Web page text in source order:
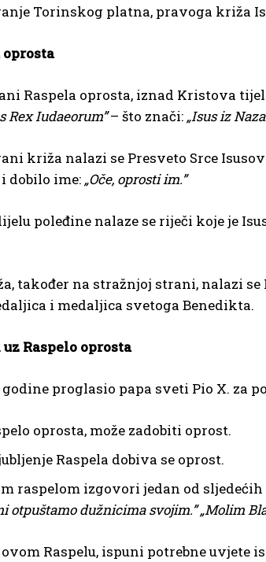
Torinskog platna, pravoga križa
Raspela oprosta, iznad Kristova
Rex Iudaeorum”– što znači: „Isus iz
križa nalazi se Presveto Srce
dobilo ime: „Oče, oprosti im.”
poleđine nalaze se riječi koje je
također na stražnjoj strani, nalazi
i medaljica svetoga Benedikta.
Raspelo oprosta
godine proglasio papa sveti Pio X. za
oprosta, može zadobiti oprost.
Raspela dobiva se oprost.
raspelom izgovori jedan od
otpuštamo dužnicima svojim.”„Molim
Raspelu, ispuni potrebne uvjete